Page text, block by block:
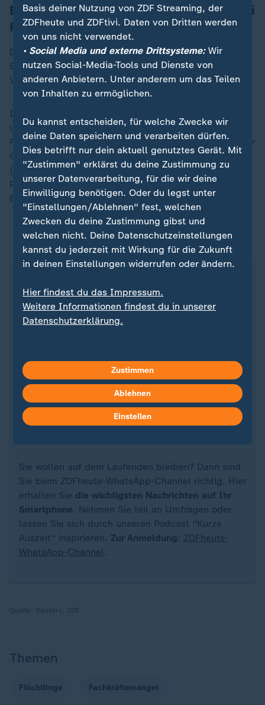
Einwanderungsgeschichte nur selten bei
Polizei
Den Engpassberuf mit dem geringsten Anteil an
Beschäftigten mit Einwanderungsgeschichte stellten
Versicherungskaufleute dar (13 Prozent).
In einigen Berufsgruppen sind sie noch stärker
unterrepräsentiert: Das trifft vor allem auf den
Polizeivollzugsdienst (sechs Prozent), die Berufe in der
öffentlichen Verwaltung (neun Prozent), auf Lehrkräfte
(Primarstufe: neun Prozent, Sekundarstufe: elf
Prozent) sowie die kaufmännische und technische
Betriebswirtschaft zu.
ZDFheute auf WhatsApp
Quelle: dpa
Sie wollen auf dem Laufenden bleiben? Dann sind
Sie beim ZDFheute-WhatsApp-Channel richtig. Hier
erhalten Sie die wichtigsten Nachrichten auf Ihr
Smartphone. Nehmen Sie teil an Umfragen oder
lassen Sie sich durch unseren Podcast "Kurze
Auszeit" inspirieren. Zur Anmeldung : ZDFheute-
WhatsApp-Channel.
Themen
Flüchtlinge Fachkräftemangel
Basis deiner Nutzung von ZDF Streaming, der
ZDFheute und ZDFtivi. Daten von Dritten werden
von uns nicht verwendet.
• Social Media und externe Drittsysteme:Wir
nutzen Social-Media-Tools und Dienste von
anderen Anbietern. Unter anderem um das Teilen
von Inhalten zu ermöglichen.
Du kannst entscheiden, für welche Zwecke wir
deine Daten speichern und verarbeiten dürfen.
Dies betrifft nur dein aktuell genutztes Gerät. Mit
"Zustimmen" erklärst du deine Zustimmung zu
unserer Datenverarbeitung, für die wir deine
Einwilligung benötigen. Oder du legst unter
"Einstellungen/Ablehnen" fest, welchen
Zwecken du deine Zustimmung gibst und
welchen nicht. Deine Datenschutzeinstellungen
kannst du jederzeit mit Wirkung für die Zukunft
in deinen Einstellungen widerrufen oder ändern.
Hier findest du das Impressum.
Weitere Informationen findest du in unserer
Datenschutzerklärung.
Zustimmen
Ablehnen
Einstellen